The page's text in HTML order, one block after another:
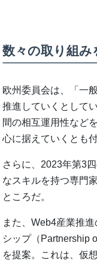
数々の取り組み
欧州委員会は、「一
推進していくとして
間の相互運用性など
心に据えていくとも
さらに、2023年第3
なスキルを持つ専門
ところだ。
また、Web4産業推
シップ（Partnership
を提案。これは、仮